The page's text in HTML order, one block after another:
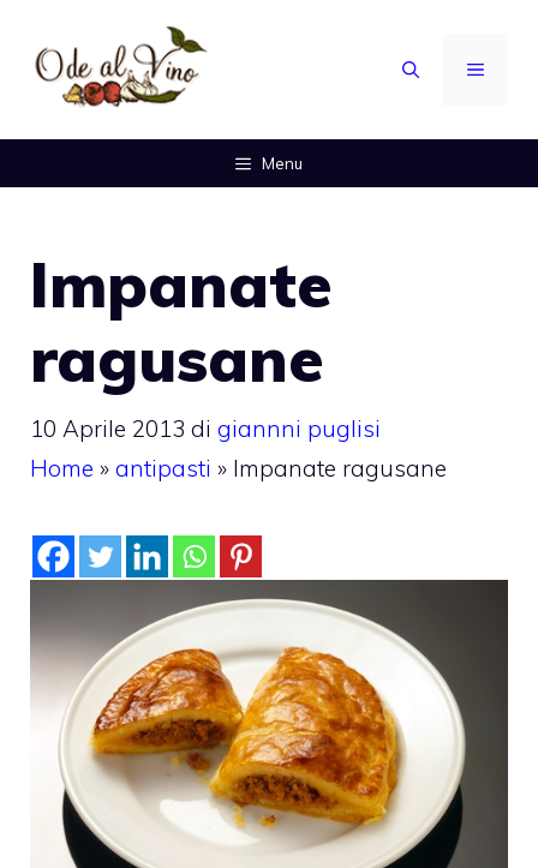
contenuto
MENU
Menu
Impanate
ragusane
10 Aprile 2013 di giannni puglisi
Home » antipasti » Impanate ragusane